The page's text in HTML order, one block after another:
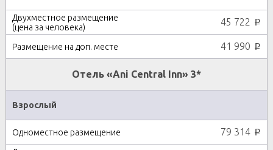
45 722 p
41 990 p
Отель «Ani Central Inn» 3*
Взрослый
79 314 p